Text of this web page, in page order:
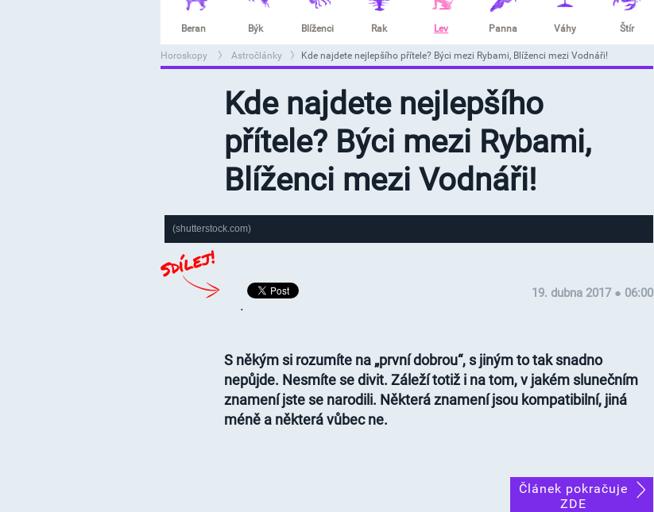
Beran Býk Blíženci Rak Lev Panna Váhy Štír
Horoskopy Astročlánky Kde najdete nejlepšího přítele? Býci mezi Rybami, Blíženci mezi Vodnáři!
Kde najdete nejlepšího
přítele? Býci mezi Rybami,
Blíženci mezi Vodnáři!
(shutterstock.com)
.
19. dubna 2017 ● 06:00
S někým si rozumíte na „první dobrou“, s jiným to tak snadno
nepůjde. Nesmíte se divit. Záleží totiž i na tom, v jakém slunečním
znamení jste se narodili. Některá znamení jsou kompatibilní, jiná
méně a některá vůbec ne.
Článek pokračuje
ZDE